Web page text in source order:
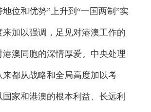
位和优势”上升到“一国两制”实
来加以强调，足见对港澳工作的
港澳同胞的深情厚爱。中央处理
来都从战略和全局高度加以考
家和港澳的根本利益、长远利